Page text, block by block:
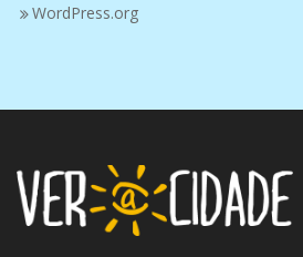
WordPress.org